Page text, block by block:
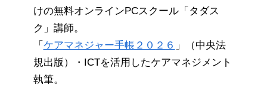
けの無料オンラインPCスクール「タダス
ク」講師。
「ケアマネジャー手帳２０２６ 」（中央法
規出版）・ICTを活用したケアマネジメント
執筆。